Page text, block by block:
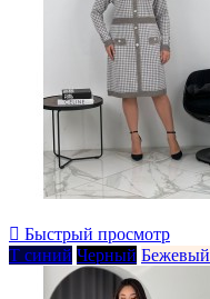
 Быстрый просмотр
Т синий Черный Бежевый